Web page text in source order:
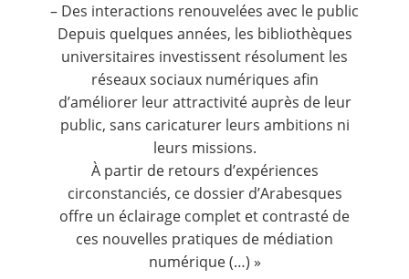
– Des interactions renouvelées avec le public
Depuis quelques années, les bibliothèques
universitaires investissent résolument les
réseaux sociaux numériques afin
d’améliorer leur attractivité auprès de leur
public, sans caricaturer leurs ambitions ni
leurs missions.
À partir de retours d’expériences
circonstanciés, ce dossier d’Arabesques
offre un éclairage complet et contrasté de
ces nouvelles pratiques de médiation
numérique (…) »